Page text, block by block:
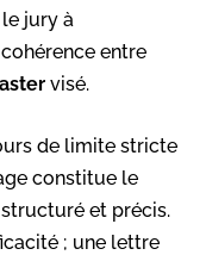
jury à
entre
visé.
de limite stricte
constitue le
et précis.
; une lettre